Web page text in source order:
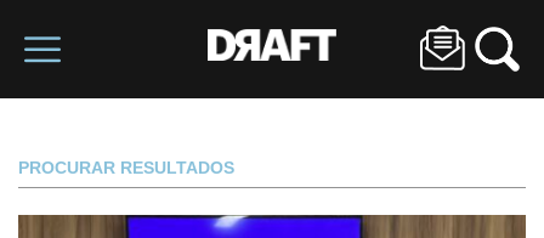
PROCURAR RESULTADOS